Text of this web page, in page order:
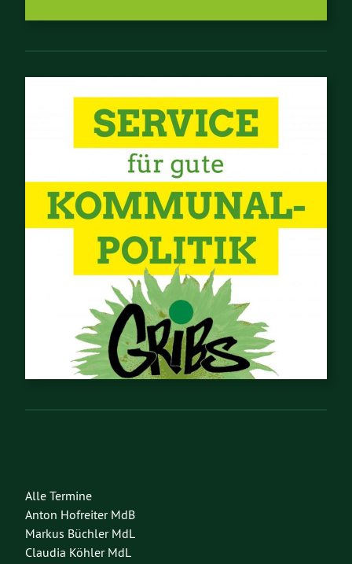
Alle Termine
Anton Hofreiter MdB
Markus Büchler MdL
Claudia Köhler MdL